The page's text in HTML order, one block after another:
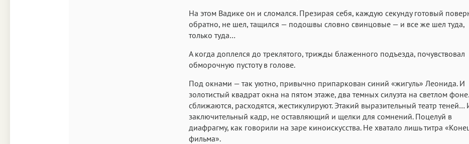
На этом Вадике он и сломался. Презирая себя, каждую секунду готовый
обратно, не шел, тащился — подошвы словно свинцовые — и все же шел туда,
только туда…
А когда доплелся до треклятого, трижды блаженного подъезда, почувствовал
обморочную пустоту в голове.
Под окнами — так уютно, привычно припаркован синий «жигуль» Леонида. И
золотистый квадрат окна на пятом этаже, два темных силуэта на светлом
сближаются, расходятся, жестикулируют. Этакий выразительный театр теней…
заключительный кадр, не оставляющий и щелки для сомнений. Поцелуй в
диафрагму, как говорили на заре киноискусства. Не хватало лишь титра
фильма».